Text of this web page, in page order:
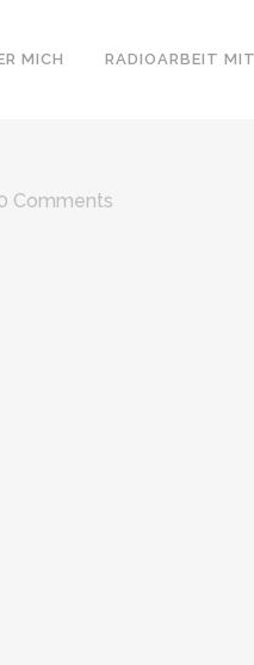
MICH RADIOARBEIT
Comments